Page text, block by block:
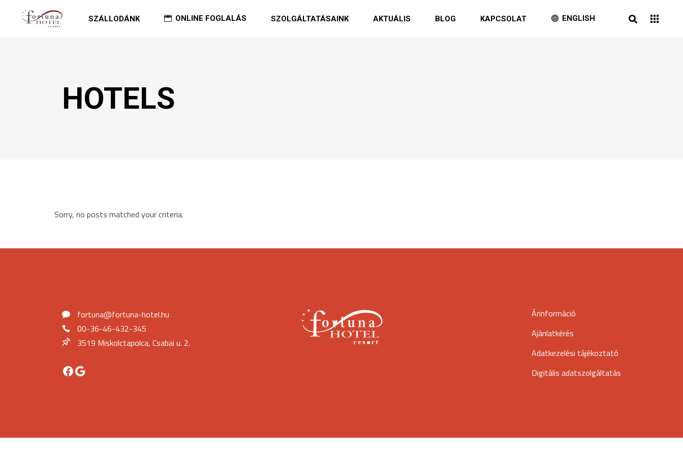
SZÁLLODÁNK ONLINE FOGLALÁS SZOLGÁLTATÁSAINK AKTUÁLIS BLOG KAPCSOLAT ENGLISH
HOTELS
Sorry, no posts matched your criteria.
fortuna@fortuna-hotel.hu
00-36-46-432-345
3519 Miskolctapolca, Csabai u. 2.
Facebook
Google
Árinformáció
Ajánlatkérés
Adatkezelési tájékoztató
Digitális adatszolgáltatás